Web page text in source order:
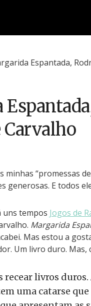
Carvalho
“promessas
generosas. E todos
uns tempos Jogos de
Margarida
Mas estou a
Um livro duro. Mas,
recear livros
uma catarse que